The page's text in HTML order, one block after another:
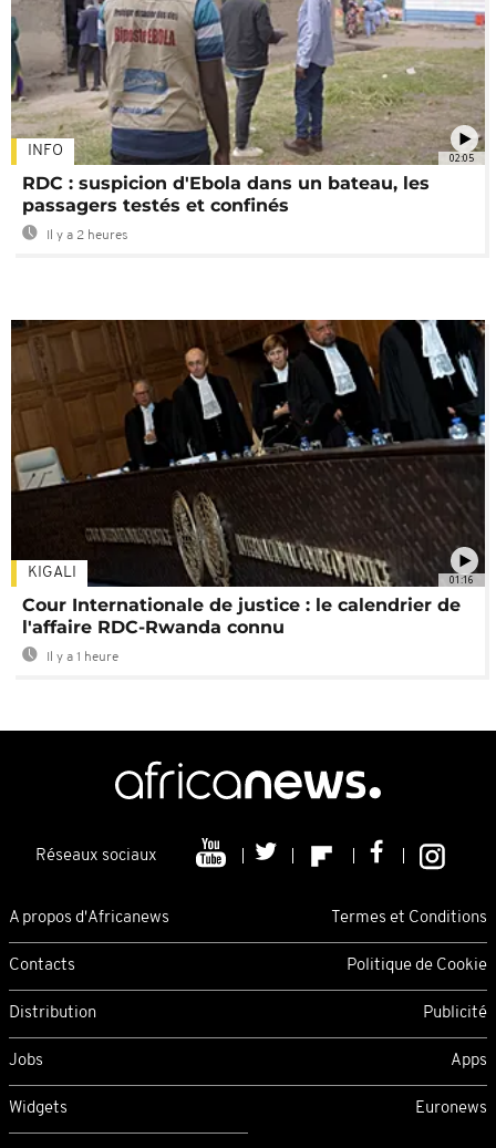
02:05
INFO
RDC : suspicion d'Ebola dans un bateau, les
passagers testés et confinés
Il y a 2 heures
01:16
KIGALI
Cour Internationale de justice : le calendrier de
l'affaire RDC-Rwanda connu
Il y a 1 heure
Réseaux sociaux
A propos d'Africanews Termes et Conditions
Contacts Politique de Cookie
Distribution Publicité
Jobs Apps
Widgets Euronews